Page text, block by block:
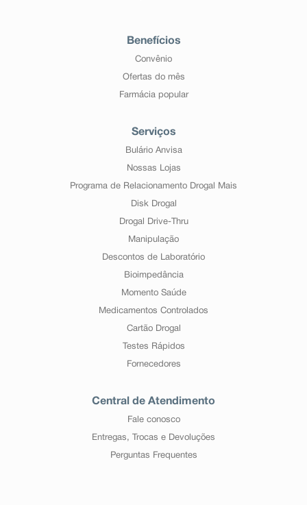
Benefícios
Convênio
Ofertas do mês
Farmácia popular
Serviços
Bulário Anvisa
Nossas Lojas
Programa de Relacionamento Drogal Mais
Disk Drogal
Drogal Drive-Thru
Manipulação
Descontos de Laboratório
Bioimpedância
Momento Saúde
Medicamentos Controlados
Cartão Drogal
Testes Rápidos
Fornecedores
Central de Atendimento
Fale conosco
Entregas, Trocas e Devoluções
Perguntas Frequentes